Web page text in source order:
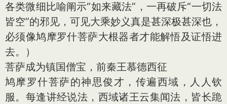
各类微细比喻阐示“如来藏法”，一再破斥“一切法
皆空”的邪见，可见大乘妙义真是甚深极甚深也，
必须像鸠摩罗什菩萨大根器者才能解悟及证悟进
去。）
菩萨成为镇国僧宝，前秦王慕德西征
鸠摩罗什菩萨的神思俊才，传遍西域，人人钦
服。每逢讲经说法，西域诸王云集闻法，皆长跪